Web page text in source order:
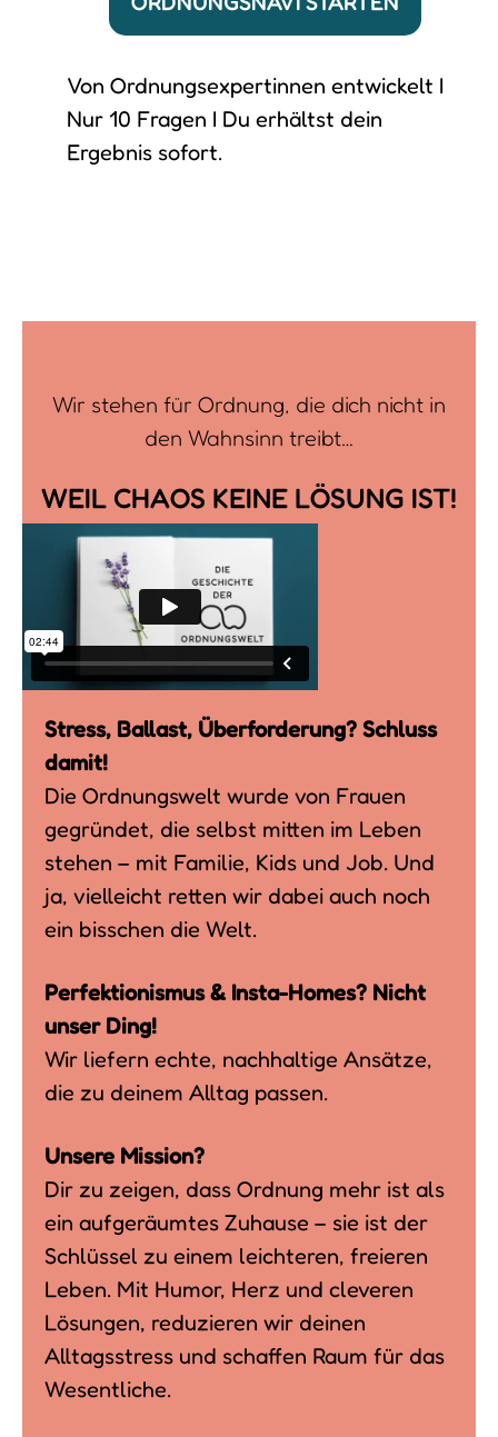
Von Ordnungsexpertinnen entwickelt I
Nur 10 Fragen I Du erhältst dein
Ergebnis sofort.
Wir stehen für Ordnung, die dich nicht in
den Wahnsinn treibt…
WEIL CHAOS KEINE LÖSUNG IST!
Stress, Ballast, Überforderung? Schluss
damit!
Die Ordnungswelt wurde von Frauen
gegründet, die selbst mitten im Leben
stehen – mit Familie, Kids und Job. Und
ja, vielleicht retten wir dabei auch noch
ein bisschen die Welt.
Perfektionismus & Insta-Homes? Nicht
unser Ding!
Wir liefern echte, nachhaltige Ansätze,
die zu deinem Alltag passen.
Unsere Mission?
Dir zu zeigen, dass Ordnung mehr ist als
ein aufgeräumtes Zuhause – sie ist der
Schlüssel zu einem leichteren, freieren
Leben. Mit Humor, Herz und cleveren
Lösungen, reduzieren wir deinen
Alltagsstress und schaffen Raum für das
Wesentliche.